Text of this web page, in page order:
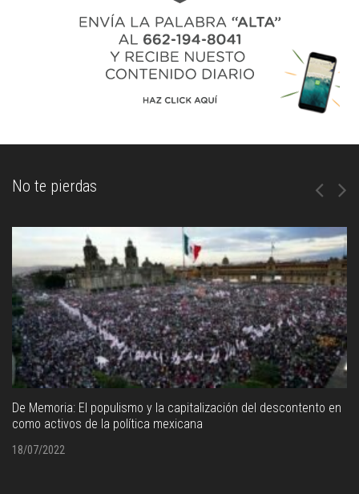
No te pierdas
De Memoria: El populismo y la capitalización del descontento en
como activos de la política mexicana
18/07/2022